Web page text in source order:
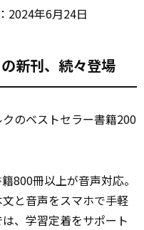
2024年6月24日
新刊、続々登場
のベストセラー書籍200
800冊以上が音声対応。
文と音声をスマホで手軽
、学習定着をサポート